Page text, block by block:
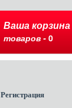
Ваша корзина
товаров - 0
Регистрация